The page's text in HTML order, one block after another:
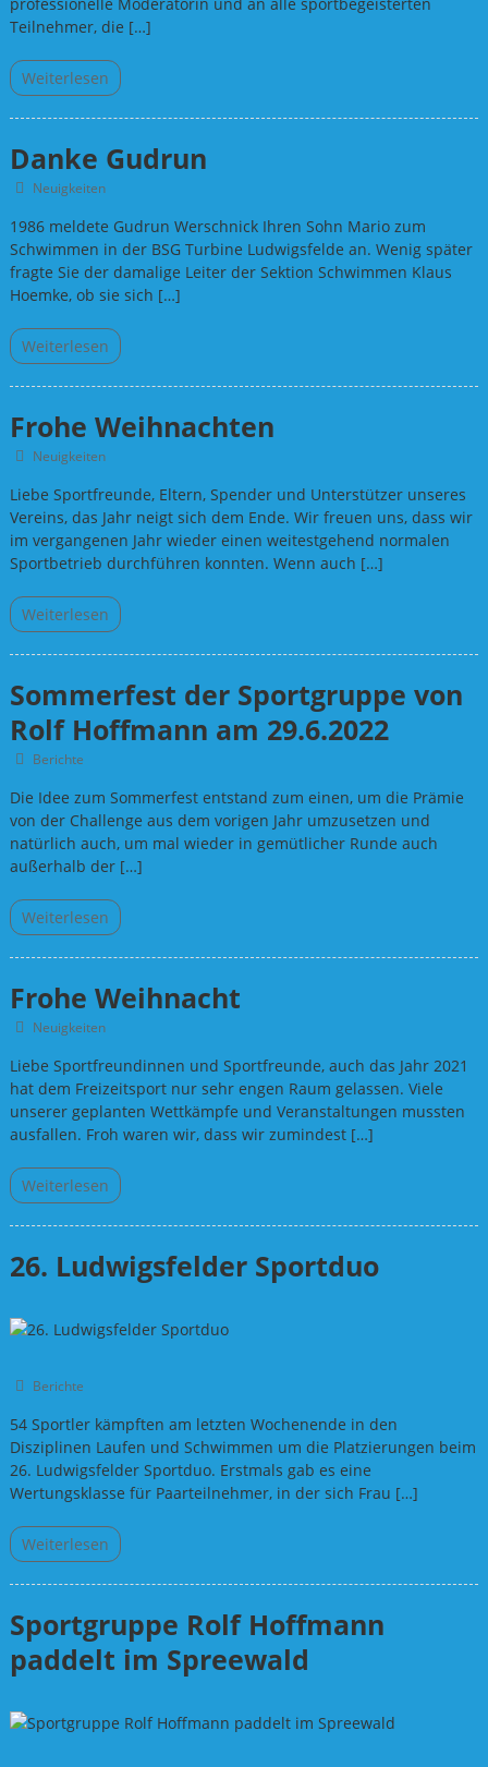
Teilnehmer, die […]
Weiterlesen
Danke Gudrun
Neuigkeiten
1986 meldete Gudrun Werschnick Ihren Sohn Mario zum
Schwimmen in der BSG Turbine Ludwigsfelde an. Wenig später
fragte Sie der damalige Leiter der Sektion Schwimmen Klaus
Hoemke, ob sie sich […]
Weiterlesen
Frohe Weihnachten
Neuigkeiten
Liebe Sportfreunde, Eltern, Spender und Unterstützer unseres
Vereins, das Jahr neigt sich dem Ende. Wir freuen uns, dass wir
im vergangenen Jahr wieder einen weitestgehend normalen
Sportbetrieb durchführen konnten. Wenn auch […]
Weiterlesen
Sommerfest der Sportgruppe von
Rolf Hoffmann am 29.6.2022
Berichte
Die Idee zum Sommerfest entstand zum einen, um die Prämie
von der Challenge aus dem vorigen Jahr umzusetzen und
natürlich auch, um mal wieder in gemütlicher Runde auch
außerhalb der […]
Weiterlesen
Frohe Weihnacht
Neuigkeiten
Liebe Sportfreundinnen und Sportfreunde, auch das Jahr 2021
hat dem Freizeitsport nur sehr engen Raum gelassen. Viele
unserer geplanten Wettkämpfe und Veranstaltungen mussten
ausfallen. Froh waren wir, dass wir zumindest […]
Weiterlesen
26. Ludwigsfelder Sportduo
Berichte
54 Sportler kämpften am letzten Wochenende in den
Disziplinen Laufen und Schwimmen um die Platzierungen beim
26. Ludwigsfelder Sportduo. Erstmals gab es eine
Wertungsklasse für Paarteilnehmer, in der sich Frau […]
Weiterlesen
Sportgruppe Rolf Hoffmann
paddelt im Spreewald